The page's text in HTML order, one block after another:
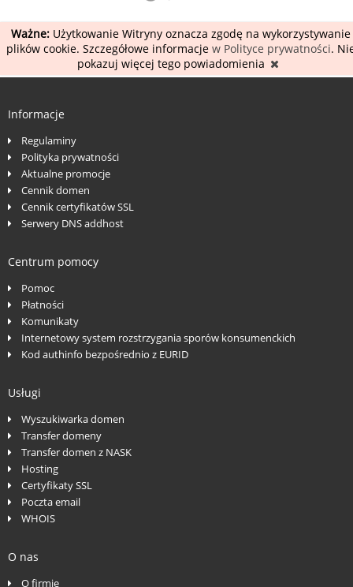
Ważne:Użytkowanie Witryny oznacza zgodę na wykorzystywanie
plików cookie. Szczegółowe informacje w Polityce prywatności.
pokazuj więcej tego powiadomienia
Informacje
Regulaminy
Polityka prywatności
Aktualne promocje
Cennik domen
Cennik certyfikatów SSL
Serwery DNS addhost
Centrum pomocy
Pomoc
Płatności
Komunikaty
Internetowy system rozstrzygania sporów konsumenckich
Kod authinfo bezpośrednio z EURID
Usługi
Wyszukiwarka domen
Transfer domeny
Transfer domen z NASK
Hosting
Certyfikaty SSL
Poczta email
WHOIS
O nas
O firmie